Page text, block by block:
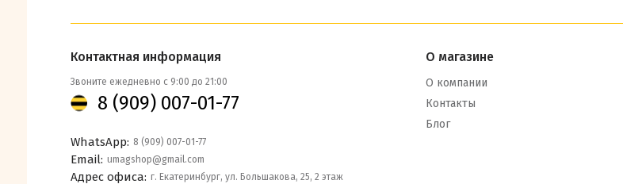
Контактная информация
Звоните ежедневно с 9:00 до 21:00
8 (909) 007-01-77
WhatsApp: 8 (909) 007-01-77
Email: umagshop@gmail.com
Адрес офиса: г. Екатеринбург, ул. Большакова, 25, 2 этаж
О магазине
О компании
Контакты
Блог